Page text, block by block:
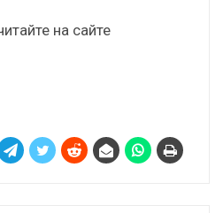
на сайте